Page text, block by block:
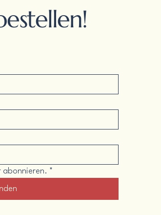
abonnieren. *